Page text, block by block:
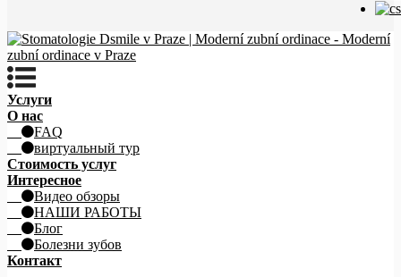
Услуги
О нас
FAQ
виртуальный тур
Стоимость услуг
Интересное
Видео обзоры
НАШИ РАБОТЫ
Блог
Болезни зубов
Контакт